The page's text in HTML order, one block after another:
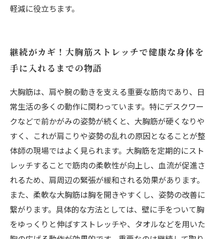
軽減に役立ちます。
継続がカギ！大胸筋ストレッチで健康な身体を
手に入れるまでの物語
大胸筋は、肩や腕の動きを支える重要な筋肉であり、日
常生活の多くの動作に関わっています。特にデスクワー
クなどで前かがみの姿勢が続くと、大胸筋が硬くなりや
すく、これが肩こりや姿勢の乱れの原因となることが整
体師の現場ではよく見られます。大胸筋を定期的にスト
レッチすることで筋肉の柔軟性が向上し、血流が促進さ
れるため、肩周辺の緊張が緩和される効果があります。
また、柔軟な大胸筋は胸を開きやすくし、姿勢の改善に
繋がります。具体的な方法としては、壁に手をついて胸
をゆっくりと伸ばすストレッチや、タオルなどを用いた